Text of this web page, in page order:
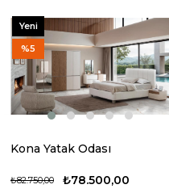
Kona Yatak Odası
₺78.500,00
₺82.750,00
Yeni
Ürün
%5